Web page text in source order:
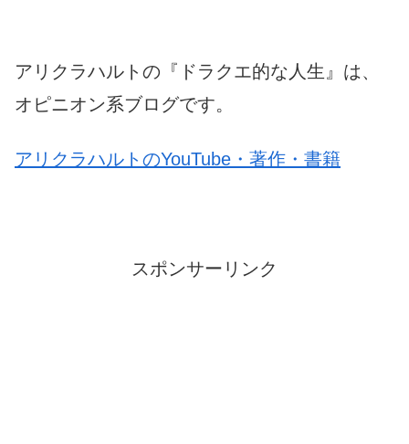
アリクラハルトの『ドラクエ的な人生』は、
オピニオン系ブログです。
アリクラハルトのYouTube・著作・書籍
スポンサーリンク